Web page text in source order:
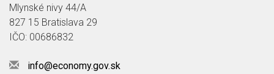
Mlynské nivy 44/A
827 15 Bratislava 29
IČO: 00686832
info@economy.gov.sk